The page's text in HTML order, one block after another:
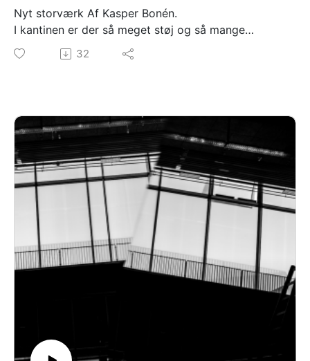
Nyt storværk Af Kasper Bonén.
I kantinen er der så meget støj og så mange
stemmer, at lyden af kunst risikerer at drukne.
Heldigvis har kunstneren læst rummet og har skabt
fylder hele rummet.
Mellemrum Mellem Rum er skabt af: David Pepe
Birch og Kim G Hansen
Medvirkende: Signe Egholm Olsen
Tak til Ny Carlsbergfondet for støtte
32